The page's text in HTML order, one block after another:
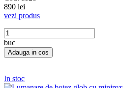
890 lei
vezi produs
buc
In stoc